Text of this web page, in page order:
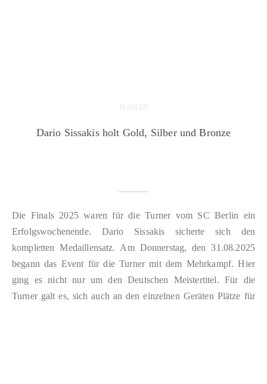
TURNEN
Dario Sissakis holt Gold, Silber und Bronze
Die Finals 2025 waren für die Turner vom SC Berlin ein
Erfolgswochenende. Dario Sissakis sicherte sich den
kompletten Medaillensatz. Am Donnerstag, den 31.08.2025
begann das Event für die Turner mit dem Mehrkampf. Hier
ging es nicht nur um den Deutschen Meistertitel. Für die
Turner galt es, sich auch an den einzelnen Geräten Plätze für